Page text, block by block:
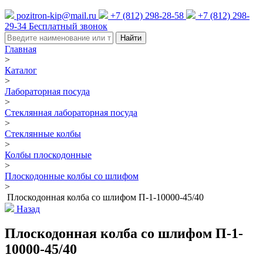
pozitron-kip@mail.ru +7 (812) 298-28-58
+7 (812) 298-
29-34 Бесплатный звонок
Найти
Главная
>
Каталог
>
Лабораторная посуда
>
Стеклянная лабораторная посуда
>
Стеклянные колбы
>
Колбы плоскодонные
>
Плоскодонные колбы со шлифом
>
Плоскодонная колба со шлифом П-1-10000-45/40
Назад
Плоскодонная колба со шлифом П-1-
10000-45/40